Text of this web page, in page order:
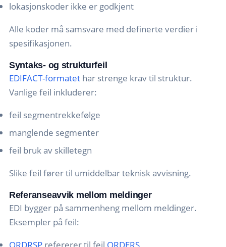
lokasjonskoder ikke er godkjent
Alle koder må samsvare med definerte verdier i
spesifikasjonen.
Syntaks- og strukturfeil
EDIFACT-formatet har strenge krav til struktur.
Vanlige feil inkluderer:
feil segmentrekkefølge
manglende segmenter
feil bruk av skilletegn
Slike feil fører til umiddelbar teknisk avvisning.
Referanseavvik mellom meldinger
EDI bygger på sammenheng mellom meldinger.
Eksempler på feil: